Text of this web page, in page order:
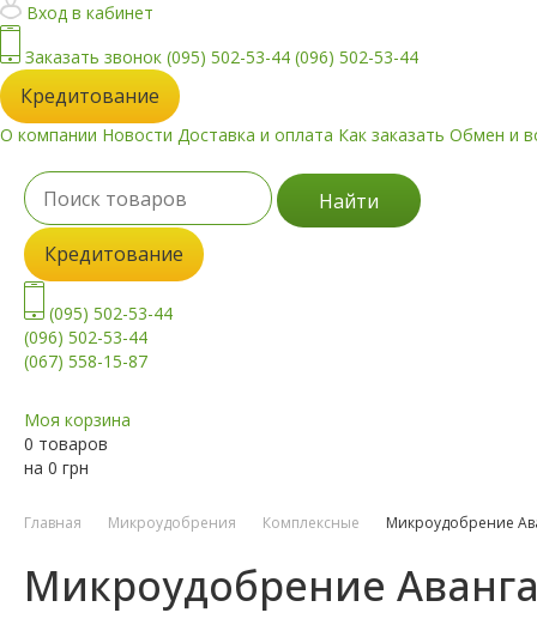
Вход в кабинет
Заказать звонок (095) 502-53-44 (096) 502-53-44
Кредитование
О компании Новости Доставка и оплата Как заказать Обмен и
Найти
Кредитование
(095) 502-53-44
(096) 502-53-44
(067) 558-15-87
Моя корзина
0 товаров
на 0 грн
Главная Микроудобрения Комплексные Микроудобрение
Микроудобрение